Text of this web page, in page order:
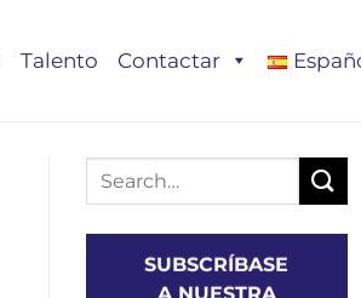
Talento Contactar
SUBSCRÍBASE